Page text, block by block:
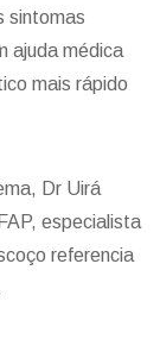
sintomas
ajuda médica
mais rápido
Dr Uirá
especialista
referencia